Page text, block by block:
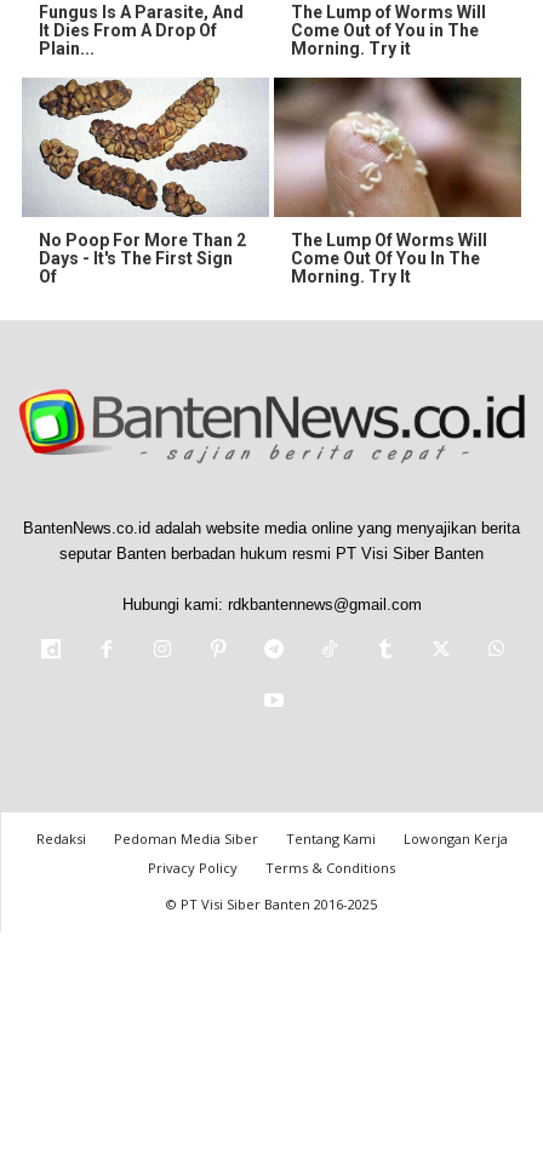
Fungus Is A Parasite, And
It Dies From A Drop Of
Plain...
The Lump of Worms Will
Come Out of You in The
Morning. Try it
No Poop For More Than 2
Days - It's The First Sign
Of
The Lump Of Worms Will
Come Out Of You In The
Morning. Try It
BantenNews.co.id adalah website media online yang menyajikan berita
seputar Banten berbadan hukum resmi PT Visi Siber Banten
Hubungi kami: rdkbantennews@gmail.com
Redaksi Pedoman Media Siber Tentang Kami
Lowongan Kerja
Privacy Policy
Terms & Conditions
© PT Visi Siber Banten 2016-2025